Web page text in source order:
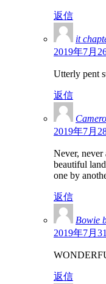
返信
it
2019年7月
Utterly pent
返信
2019年7月
Never, never
beautiful
one by
返信
Bowie
2019年7月
返信